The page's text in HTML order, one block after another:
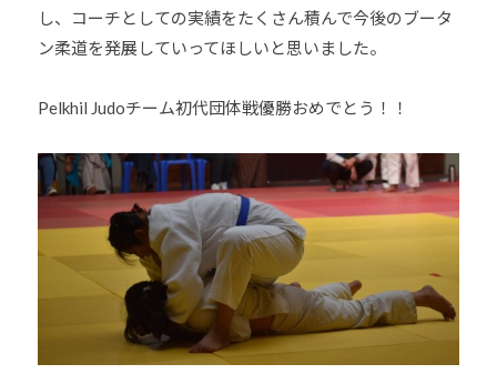
し、コーチとしての実績をたくさん積んで今後のブータ
ン柔道を発展していってほしいと思いました。
Pelkhil Judoチーム初代団体戦優勝おめでとう！！